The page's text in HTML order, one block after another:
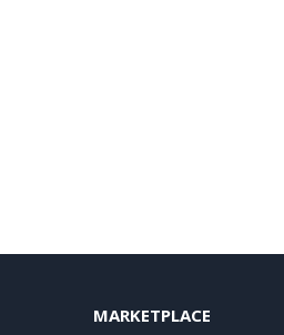
MARKETPLACE